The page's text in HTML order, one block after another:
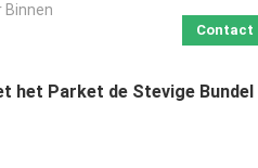
Binnen
Contact
het Parket de Stevige